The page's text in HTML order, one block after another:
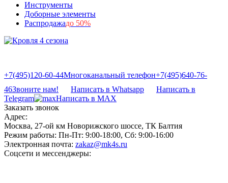
Инструменты
Доборные элементы
Распродажадо 50%
+7(495)120-60-44Многоканальный телефон+7(495)640-76-
46Звоните нам! Написать в Whatsapp
Написать в
Telegram
Написать в MAX
Заказать звонок
Адрес:
Москва, 27-ой км Новорижского шоссе, ТК Балтия
Режим работы: Пн-Пт: 9:00-18:00, Сб: 9:00-16:00
Электронная почта: zakaz@mk4s.ru
Соцсети и мессенджеры: